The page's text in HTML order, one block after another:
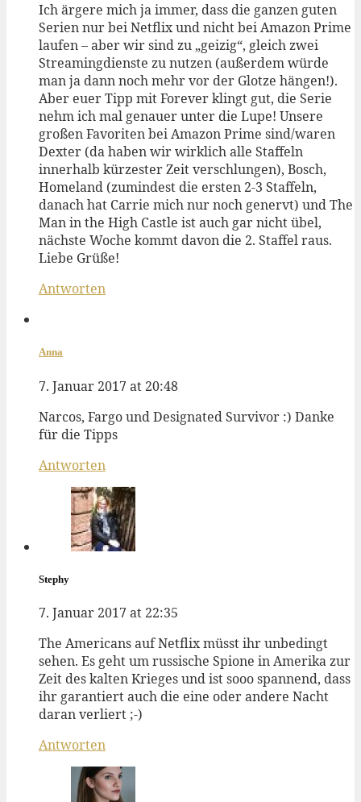
Ich ärgere mich ja immer, dass die ganzen guten
Serien nur bei Netflix und nicht bei Amazon Prime
laufen – aber wir sind zu „geizig“, gleich zwei
Streamingdienste zu nutzen (außerdem würde
man ja dann noch mehr vor der Glotze hängen!).
Aber euer Tipp mit Forever klingt gut, die Serie
nehm ich mal genauer unter die Lupe! Unsere
großen Favoriten bei Amazon Prime sind/waren
Dexter (da haben wir wirklich alle Staffeln
innerhalb kürzester Zeit verschlungen), Bosch,
Homeland (zumindest die ersten 2-3 Staffeln,
danach hat Carrie mich nur noch genervt) und The
Man in the High Castle ist auch gar nicht übel,
nächste Woche kommt davon die 2. Staffel raus.
Liebe Grüße!
Antworten
Anna
7. Januar 2017 at 20:48
Narcos, Fargo und Designated Survivor :) Danke
für die Tipps
Antworten
Stephy
7. Januar 2017 at 22:35
The Americans auf Netflix müsst ihr unbedingt
sehen. Es geht um russische Spione in Amerika zur
Zeit des kalten Krieges und ist sooo spannend, dass
ihr garantiert auch die eine oder andere Nacht
daran verliert ;-)
Antworten